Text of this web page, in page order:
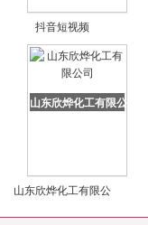
抖音短视频
山东欣烨化工有限公司
山东欣烨化工有限公